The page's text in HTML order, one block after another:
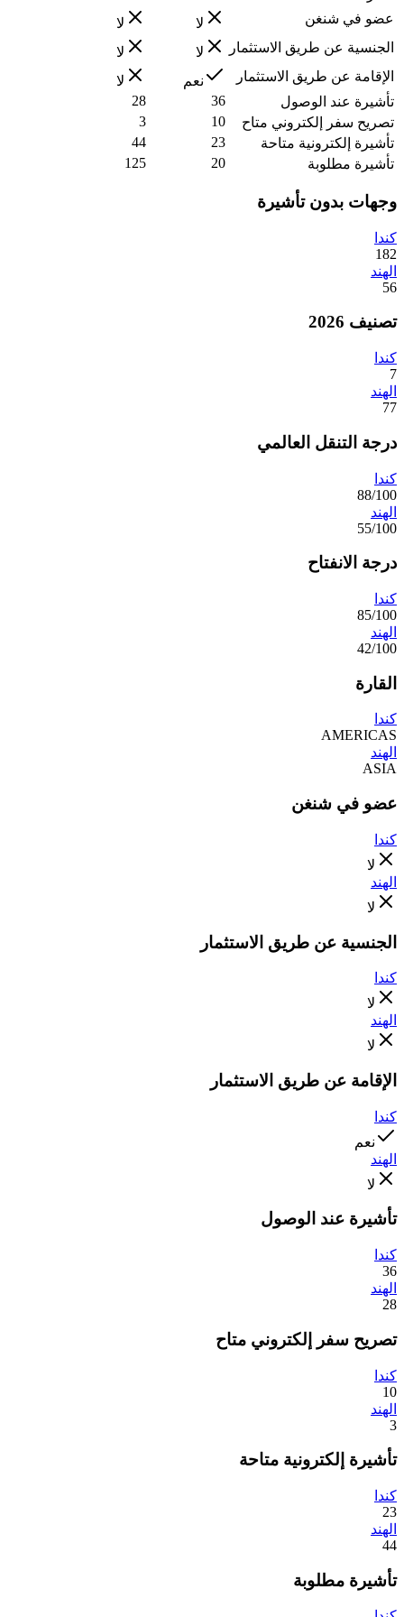
عضو في شنغن
لا
لا
الجنسية عن طريق الاستثمار
لا
لا
الإقامة عن طريق الاستثمار
نعم
لا
تأشيرة عند الوصول
36
28
تصريح سفر إلكتروني متاح
10
3
تأشيرة إلكترونية متاحة
23
44
تأشيرة مطلوبة
20
125
وجهات بدون تأشيرة
كندا
182
الهند
56
تصنيف 2026
كندا
7
الهند
77
درجة التنقل العالمي
كندا
88/100
الهند
55/100
درجة الانفتاح
كندا
85/100
الهند
42/100
القارة
كندا
AMERICAS
الهند
ASIA
عضو في شنغن
كندا
لا
الهند
لا
الجنسية عن طريق الاستثمار
كندا
لا
الهند
لا
الإقامة عن طريق الاستثمار
كندا
نعم
الهند
لا
تأشيرة عند الوصول
كندا
36
الهند
28
تصريح سفر إلكتروني متاح
كندا
10
الهند
3
تأشيرة إلكترونية متاحة
كندا
23
الهند
44
تأشيرة مطلوبة